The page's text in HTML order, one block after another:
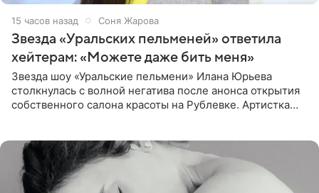
15 часов назад Соня Жарова
Звезда «Уральских пельменей» ответила
хейтерам: «Можете даже бить меня»
Звезда шоу «Уральские пельмени» Илана Юрьева
столкнулась с волной негатива после анонса открытия
собственного салона красоты на Рублевке. Артистка